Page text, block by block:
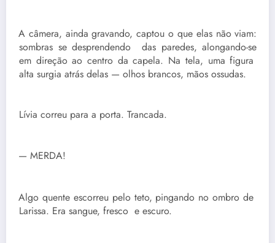
A câmera, ainda gravando, captou o que elas não viam:
sombras se desprendendo das paredes, alongando-se
em direção ao centro da capela. Na tela, uma figura
alta surgia atrás delas — olhos brancos, mãos ossudas.
Lívia correu para a porta. Trancada.
— MERDA!
Algo quente escorreu pelo teto, pingando no ombro de
Larissa. Era sangue, fresco e escuro.